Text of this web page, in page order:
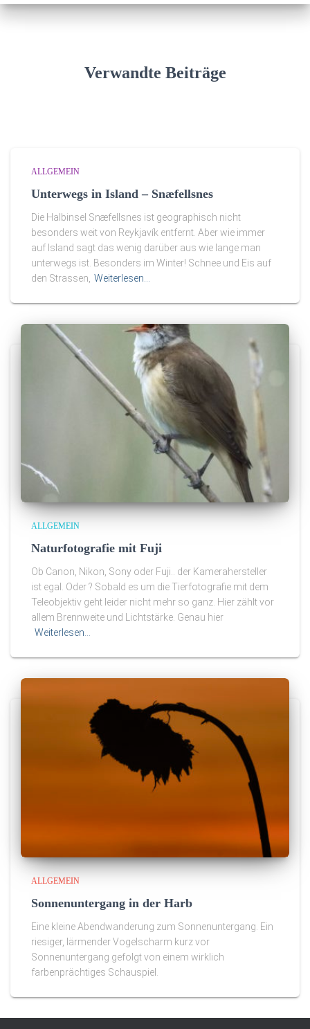
Verwandte Beiträge
ALLGEMEIN
Unterwegs in Island – Snæfellsnes
Die Halbinsel Snæfellsnes ist geographisch nicht
besonders weit von Reykjavík entfernt. Aber wie immer
auf Island sagt das wenig darüber aus wie lange man
unterwegs ist. Besonders im Winter! Schnee und Eis auf
den Strassen, Weiterlesen…
ALLGEMEIN
Naturfotografie mit Fuji
Ob Canon, Nikon, Sony oder Fuji.. der Kamerahersteller
ist egal. Oder ? Sobald es um die Tierfotografie mit dem
Teleobjektiv geht leider nicht mehr so ganz. Hier zählt vor
allem Brennweite und Lichtstärke. Genau hier
Weiterlesen…
ALLGEMEIN
Sonnenuntergang in der Harb
Eine kleine Abendwanderung zum Sonnenuntergang. Ein
riesiger, lärmender Vogelscharm kurz vor
Sonnenuntergang gefolgt von einem wirklich
farbenprächtiges Schauspiel.